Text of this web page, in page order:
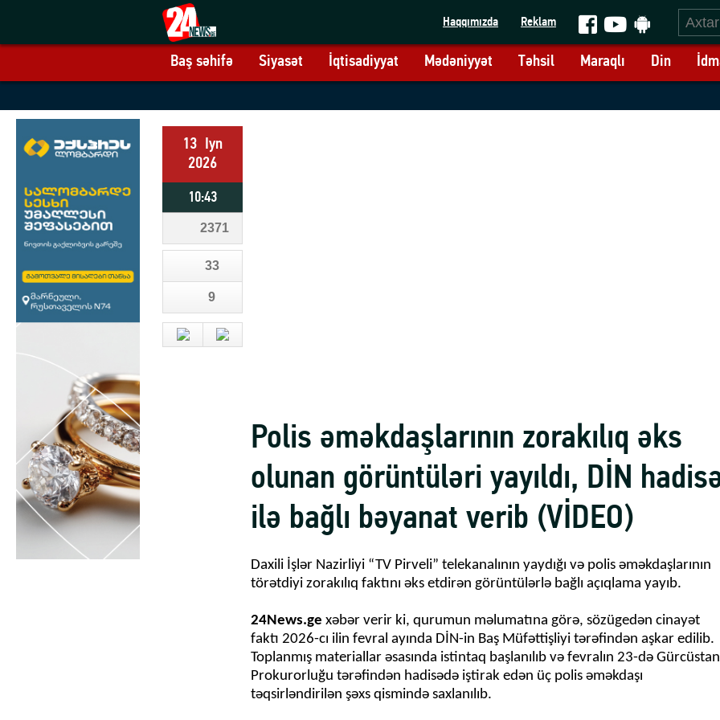
Haqqımızda Reklam
Baş səhifə Siyasət İqtisadiyyat Mədəniyyət Təhsil Maraqlı Din
13 Iyn
2026
10:43
33
9
2371
Polis əməkdaşlarının zorakılıq əks
olunan görüntüləri yayıldı, DİN
ilə bağlı bəyanat verib (VİDEO)
Daxili İşlər Nazirliyi “TV Pirveli” telekanalının yaydığı və polis əməkdaşlarının
törətdiyi zorakılıq faktını əks etdirən görüntülərlə bağlı açıqlama yayıb.
24News.ge xəbər verir ki, qurumun məlumatına görə, sözügedən cinayət
faktı 2026-cı ilin fevral ayında DİN-in Baş Müfəttişliyi tərəfindən aşkar edilib.
Toplanmış materiallar əsasında istintaq başlanılıb və fevralın 23-də Gürcüstan
Prokurorluğu tərəfindən hadisədə iştirak edən üç polis əməkdaşı
təqsirləndirilən şəxs qismində saxlanılıb.